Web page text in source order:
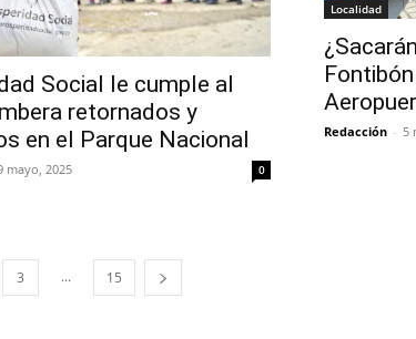
Social le cumple al
retornados y
en el Parque Nacional
mayo, 2025 0
Localidad
Redacción - 5
3 ... 15